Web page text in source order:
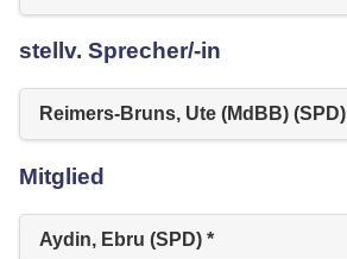
stellv. Sprecher/-in
Reimers-Bruns, Ute (MdBB) (SPD)
Mitglied
Aydin, Ebru (SPD) *